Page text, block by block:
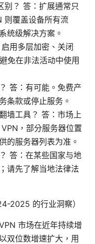
别？ 答：扩展通常只
则覆盖设备所有流
统级解决方案。
用多层加密、关闭
免在非法活动中使用
答：有可能。免费产
条款或停止服务。
墙工具？ 答：市场上
，部分服务器位置
的服务器列表为准。
答：在某些国家与地
请先了解当地法律法
2025 的行业洞察）
市场在近年持续增
双位数增速扩大，用